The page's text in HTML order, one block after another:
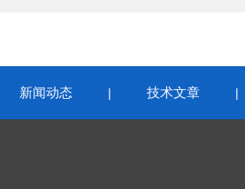
新闻动态 | 技术文章 |